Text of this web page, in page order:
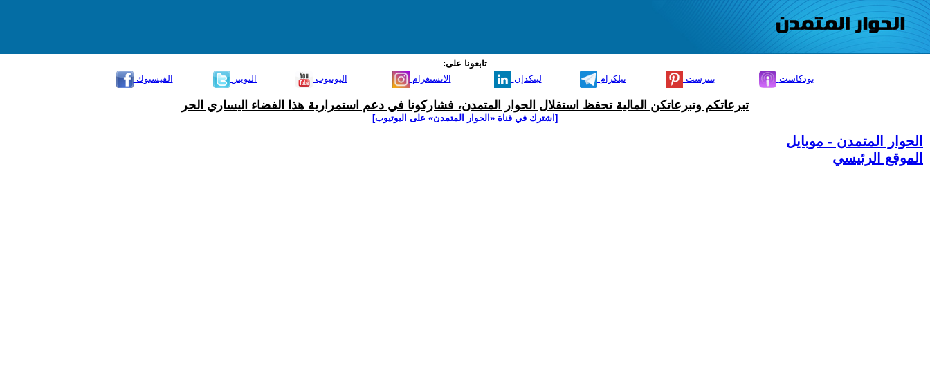
تابعونا على:
الفيسبوك
التويتر اليوتيوب الانستغرام لينكدإن تيلكرام بنترست بودكاست
تبرعاتكم وتبرعاتكن المالية تحفظ استقلال الحوار المتمدن، فشاركونا في دعم استمرارية هذا الفضاء اليساري الحر
[اشترك في قناة ‫«الحوار المتمدن» على اليوتيوب]
الحوار المتمدن - موبايل
الموقع الرئيسي